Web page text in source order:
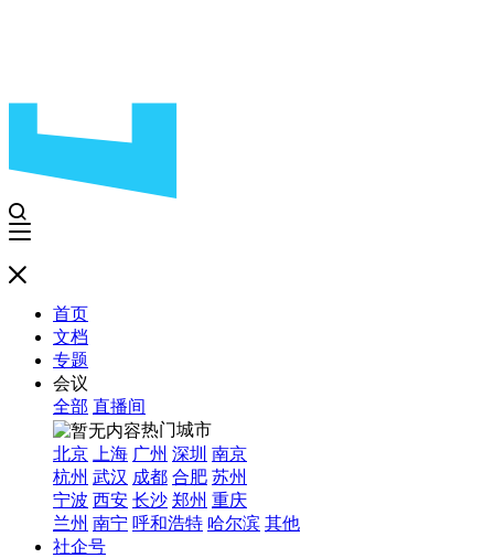
首页
文档
专题
会议
全部 直播间
热门城市
北京
上海 广州 深圳 南京
杭州 武汉 成都 合肥 苏州
宁波 西安 长沙 郑州 重庆
兰州 南宁 呼和浩特 哈尔滨 其他
社企号